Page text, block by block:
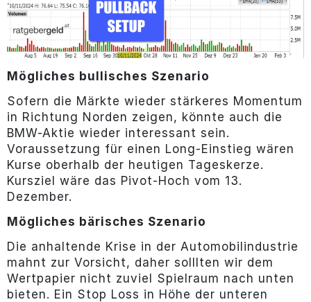
Mögliches bullisches Szenario
Sofern die Märkte wieder stärkeres Momentum
in Richtung Norden zeigen, könnte auch die
BMW-Aktie wieder interessant sein.
Voraussetzung für einen Long-Einstieg wären
Kurse oberhalb der heutigen Tageskerze.
Kursziel wäre das Pivot-Hoch vom 13.
Dezember.
Mögliches bärisches Szenario
Die anhaltende Krise in der Automobilindustrie
mahnt zur Vorsicht, daher solllten wir dem
Wertpapier nicht zuviel Spielraum nach unten
bieten. Ein Stop Loss in Höhe der unteren